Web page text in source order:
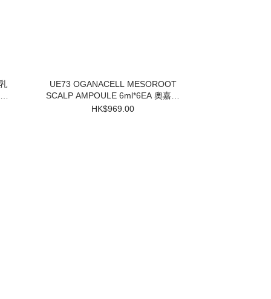
UE73 OGANACELL MESOROOT
SCALP AMPOULE 6ml*6EA 奧嘉娜
固髮防脫頭皮精華 $969 買一盒送兩
HK$969.00